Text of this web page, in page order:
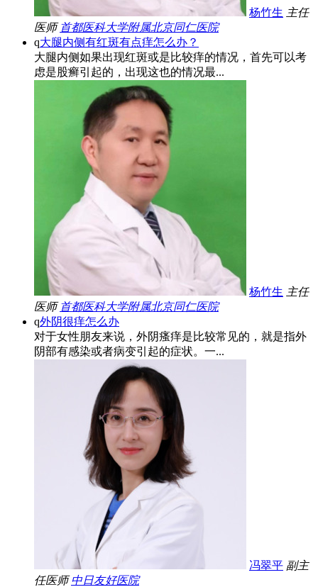
杨竹生 主任
医师 首都医科大学附属北京同仁医院
q大腿内侧有红斑有点痒怎么办？
大腿内侧如果出现红斑或是比较痒的情况，首先可以考
虑是股癣引起的，出现这也的情况最...
杨竹生 主任
医师 首都医科大学附属北京同仁医院
q外阴很痒怎么办
对于女性朋友来说，外阴瘙痒是比较常见的，就是指外
阴部有感染或者病变引起的症状。一...
冯翠平 副主
任医师 中日友好医院